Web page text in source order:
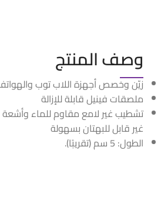
وصف المنتج
زيّن وخصص أجهزة اللاب توب
ملصقات فينيل قابلة للإزالة
تشطيب غير لامع مقاوم للماء
غير قابل للبهتان بسهولة
الطول: 5 سم (تقريبًا).